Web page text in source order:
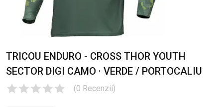
TRICOU ENDURO - CROSS THOR YOUTH
SECTOR DIGI CAMO · VERDE / PORTOCALIU
(0 Recenzii)